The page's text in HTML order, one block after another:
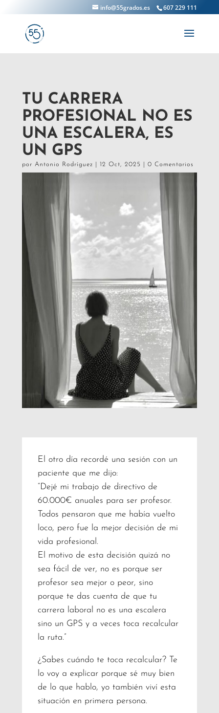
607 229 111
info@55grados.es
TU CARRERA
PROFESIONAL NO ES
UNA ESCALERA, ES
UN GPS
por Antonio Rodríguez 12 Oct, 2025 0 Comentarios
El otro día recordé una sesión con un
paciente que me dijo:
“Dejé mi trabajo de directivo de
60.000€ anuales para ser profesor.
Todos pensaron que me había vuelto
loco, pero fue la mejor decisión de mi
vida profesional.
El motivo de esta decisión quizá no
sea fácil de ver, no es porque ser
profesor sea mejor o peor, sino
porque te das cuenta de que tu
carrera laboral no es una escalera
sino un GPS y a veces toca recalcular
la ruta.”
¿Sabes cuándo te toca recalcular? Te
lo voy a explicar porque sé muy bien
de lo que hablo, yo también viví esta
situación en primera persona.